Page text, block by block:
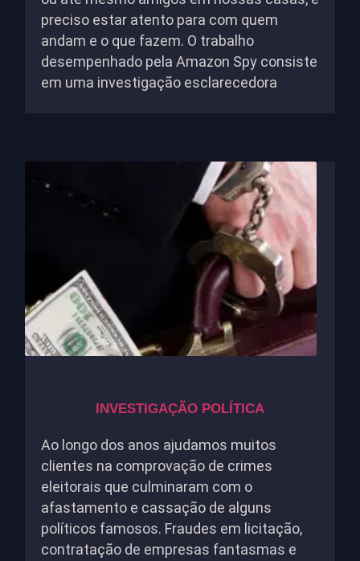
preciso estar atento para com quem
andam e o que fazem. O trabalho
desempenhado pela Amazon Spy consiste
em uma investigação esclarecedora
INVESTIGAÇÃO POLÍTICA
Ao longo dos anos ajudamos muitos
clientes na comprovação de crimes
eleitorais que culminaram com o
afastamento e cassação de alguns
políticos famosos. Fraudes em licitação,
contratação de empresas fantasmas e